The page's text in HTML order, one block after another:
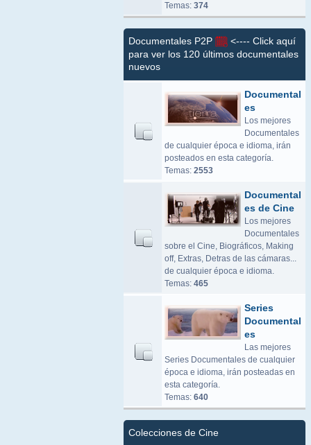
Temas: 374
Documentales P2P
<---- Click aquí
para ver los 120 últimos documentales
nuevos
Documental
es
Los mejores
Documentales
de cualquier época e idioma, irán
posteados en esta categoría.
Temas: 2553
Documental
es de Cine
Los mejores
Documentales
sobre el Cine, Biográficos, Making
off, Extras, Detras de las cámaras...
de cualquier época e idioma.
Temas: 465
Series
Documental
es
Las mejores
Series Documentales de cualquier
época e idioma, irán posteadas en
esta categoría.
Temas: 640
Colecciones de Cine